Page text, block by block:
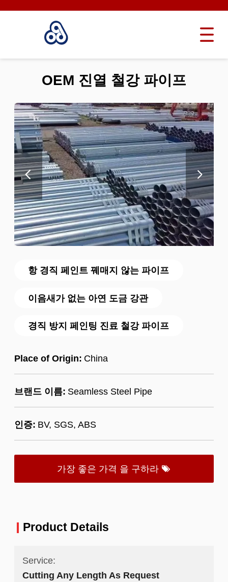
항 경직 페인트 꿰매지 않는 파이프
이음새가 없는 아연 도금 강관
경직 방지 페인팅 진료 철강 파이프
Place of Origin: China
브랜드 이름: Seamless Steel Pipe
인증: BV, SGS, ABS
가장 좋은 가격 을 구하라
OEM 진열 철강 파이프
Product Details
Service:
Cutting Any Length As Request